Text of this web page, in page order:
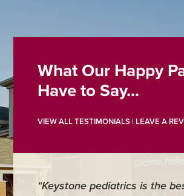
What Our Happy
Have to Say...
VIEW ALL TESTIMONIALS | LEAVE A
"Keystone pediatrics is the